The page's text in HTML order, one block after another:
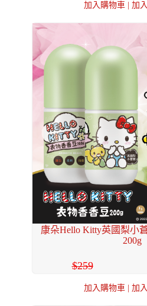
加入購物車| 加
康朵Hello Kitty英國梨小
200g
259
加入購物車| 加